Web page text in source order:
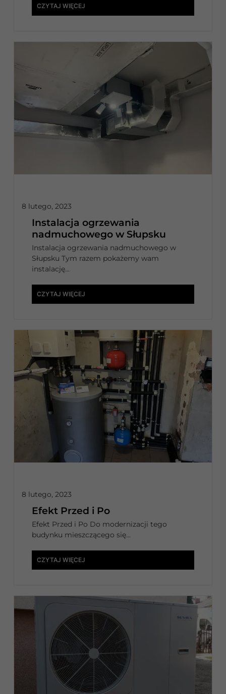
CZYTAJ WIĘCEJ
Instalacja ogrzewania
nadmuchowego w Słupsku
Instalacja ogrzewania nadmuchowego w
Słupsku Tym razem pokażemy wam
instalację...
CZYTAJ WIĘCEJ
8 lutego, 2023
Efekt Przed i Po
Efekt Przed i Po Do modernizacji tego
budynku mieszczącego się...
CZYTAJ WIĘCEJ
8 lutego, 2023